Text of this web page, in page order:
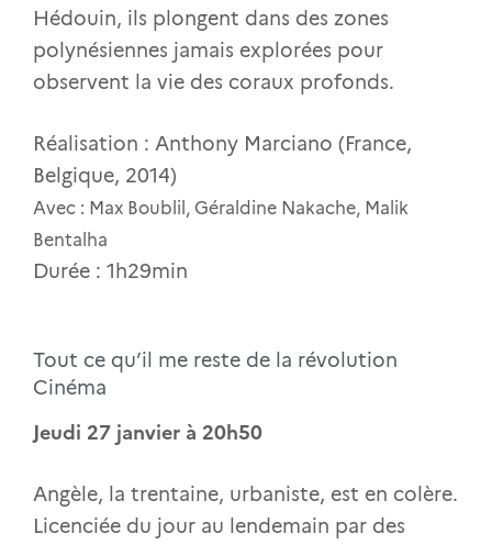
Hédouin, ils plongent dans des zones
polynésiennes jamais explorées pour
observent la vie des coraux profonds.
Réalisation : Anthony Marciano (France,
Belgique, 2014)
Avec : Max Boublil, Géraldine Nakache, Malik
Bentalha
Durée : 1h29min
Tout ce qu’il me reste de la révolution
Cinéma
Jeudi 27 janvier à 20h50
Angèle, la trentaine, urbaniste, est en colère.
Licenciée du jour au lendemain par des